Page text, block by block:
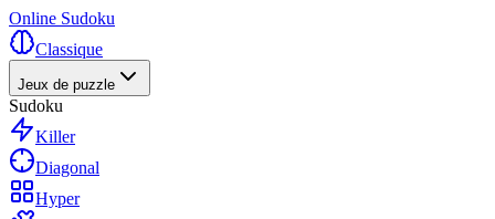
Online Sudoku
Classique
Jeux de puzzle
Sudoku
Killer
Diagonal
Hyper